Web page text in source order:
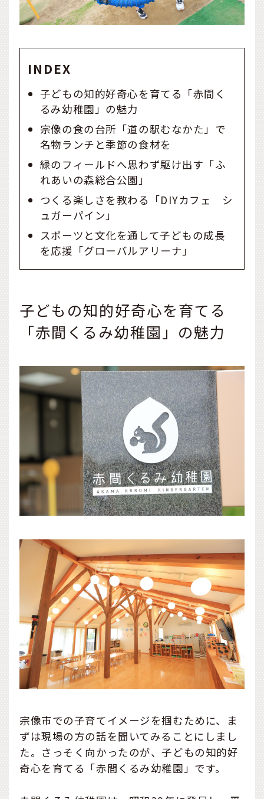
INDEX
子どもの知的好奇心を育てる「赤間く
るみ幼稚園」の魅力
宗像の食の台所「道の駅むなかた」で
名物ランチと季節の食材を
緑のフィールドへ思わず駆け出す「ふ
れあいの森総合公園」
つくる楽しさを教わる「DIYカフェ シ
ュガーパイン」
スポーツと文化を通して子どもの成長
を応援「グローバルアリーナ」
子どもの知的好奇心を育てる
「赤間くるみ幼稚園」の魅力
宗像市での子育てイメージを掴むために、ま
ずは現場の方の話を聞いてみることにしまし
た。さっそく向かったのが、子どもの知的好
奇心を育てる「赤間くるみ幼稚園」です。